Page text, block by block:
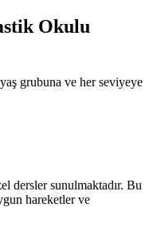
Okulu
grubuna ve her seviyeye
dersler sunulmaktadır. Bu
hareketler ve